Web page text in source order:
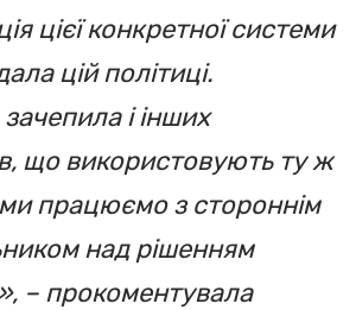
цієї конкретної системи
цій політиці.
і інших
що використовують ту ж
ми працюємо з стороннім
над рішенням
– прокоментувала